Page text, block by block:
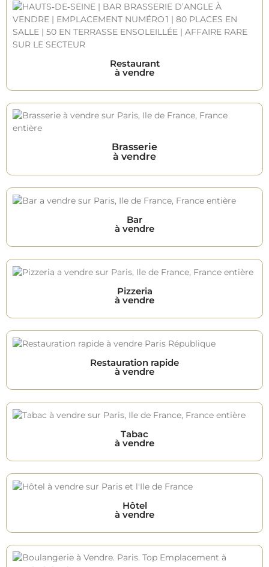
Restaurant
à vendre
Brasserie
à vendre
Bar
à vendre
Pizzeria
à vendre
Restauration rapide
à vendre
Tabac
à vendre
Hôtel
à vendre